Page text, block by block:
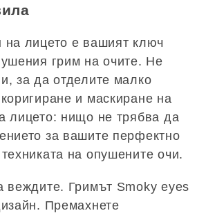
на лицето е вашият ключ
грим на очите. Не
за да отделите малко
и маскиране на
лицето: нищо не трябва да
за вашите перфектно
на опушените очи.
веждите. Гримът Smoky eyes
Премахнете